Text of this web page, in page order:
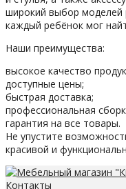
широкий выбор моделей
каждый ребёнок мог
Наши преимущества:
высокое качество
доступные цены;
быстрая доставка;
профессиональная
гарантия на все товары.
Не упустите
красивой и
Контакты